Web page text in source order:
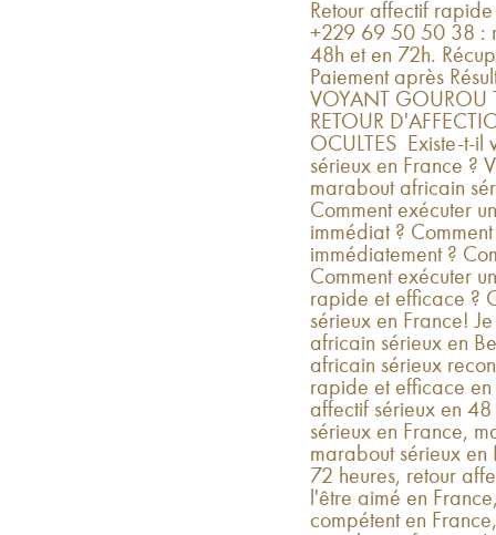
Retour affectif
+229 69 50 50 38 :
48h et en 72h.
Paiement après
VOYANT GOUROU
RETOUR
OCULTES Existe-t-il
sérieux en France ?
marabout africain
Comment exécuter
immédiat ?
immédiatement ?
Comment exécuter
rapide et efficace ?
sérieux en France!
africain sérieux en
africain sérieux
rapide et efficace
affectif sérieux en
sérieux en France,
marabout sérieux en
72 heures, retour
l'être aimé en
compétent en